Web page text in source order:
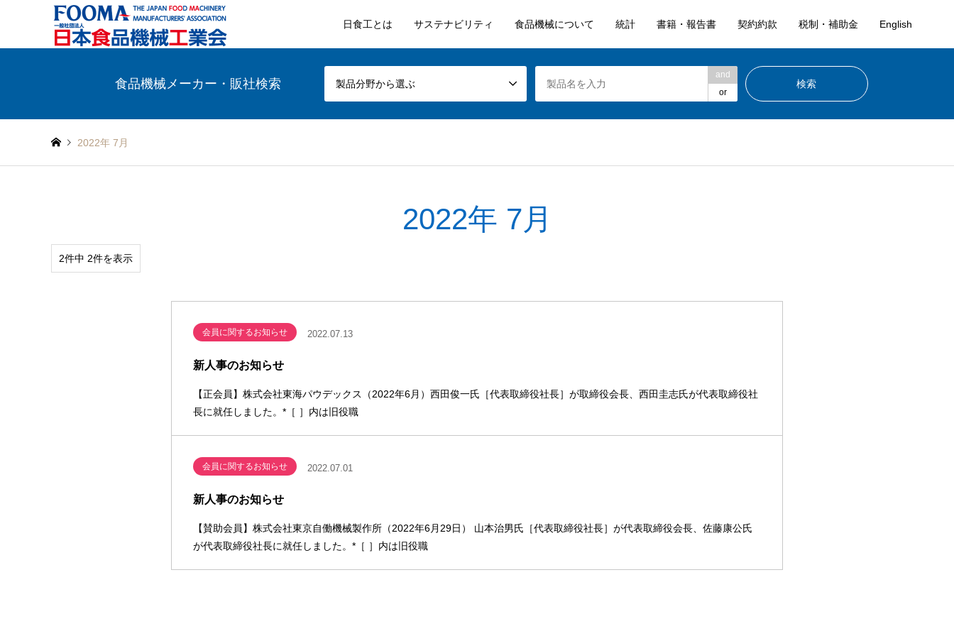
日食工とは サステナビリティ 食品機械について 統計 書籍・報告書 契約約款 税制・補助金 English
食品機械メーカー・販社検索 製品分野から選ぶ
and
or
2022年 7月
2022年 7月
2件中 2件を表示
会員に関するお知らせ 2022.07.13
新人事のお知らせ
【正会員】株式会社東海パウデックス（2022年6月）西田俊一氏［代表取締役社長］が取締役会長、西田圭志氏が代表取締役社
長に就任しました。*［ ］内は旧役職
会員に関するお知らせ 2022.07.01
新人事のお知らせ
【賛助会員】株式会社東京自働機械製作所（2022年6月29日） 山本治男氏［代表取締役社長］が代表取締役会長、佐藤康公氏
が代表取締役社長に就任しました。*［ ］内は旧役職